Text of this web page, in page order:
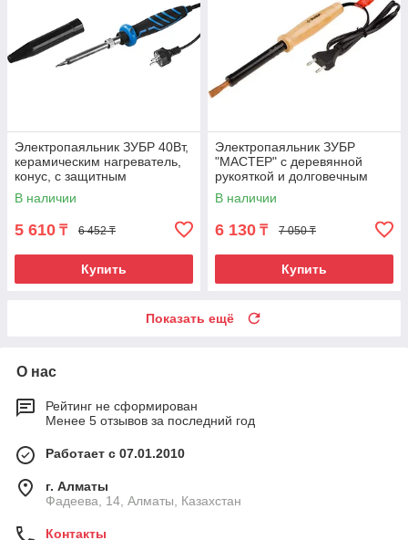
Электропаяльник ЗУБР 40Вт,
керамическим нагреватель,
конус, с защитным
колпачком, 2-к рукояткой,
Ceramic PRO
В наличии
5 610 ₸ 6 452 ₸
Купить
Электропаяльник ЗУБР
"МАСТЕР" с деревянной
рукояткой и долговечным
жалом, форма клин, 80Вт
В наличии
6 130 ₸ 7 050 ₸
Купить
Показать ещё
О нас
Рейтинг не сформирован
Менее 5 отзывов за последний год
Работает с 07.01.2010
г. Алматы
Фадеева, 14, Алматы, Казахстан
Контакты